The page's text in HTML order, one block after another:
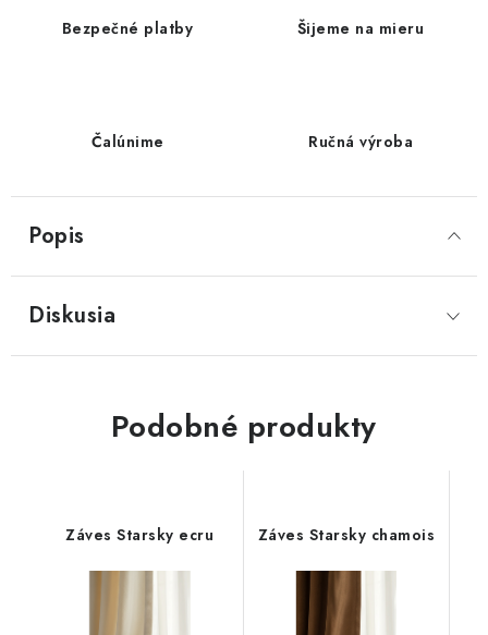
Bezpečné platby Šijeme na mieru
Čalúnime Ručná výroba
Popis
Diskusia
Podobné produkty
Záves Starsky ecru Záves Starsky chamois